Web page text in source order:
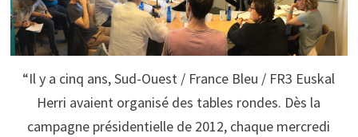
“Il y a cinq ans, Sud-Ouest / France Bleu / FR3 Euskal
Herri avaient organisé des tables rondes. Dès la
campagne présidentielle de 2012, chaque mercredi